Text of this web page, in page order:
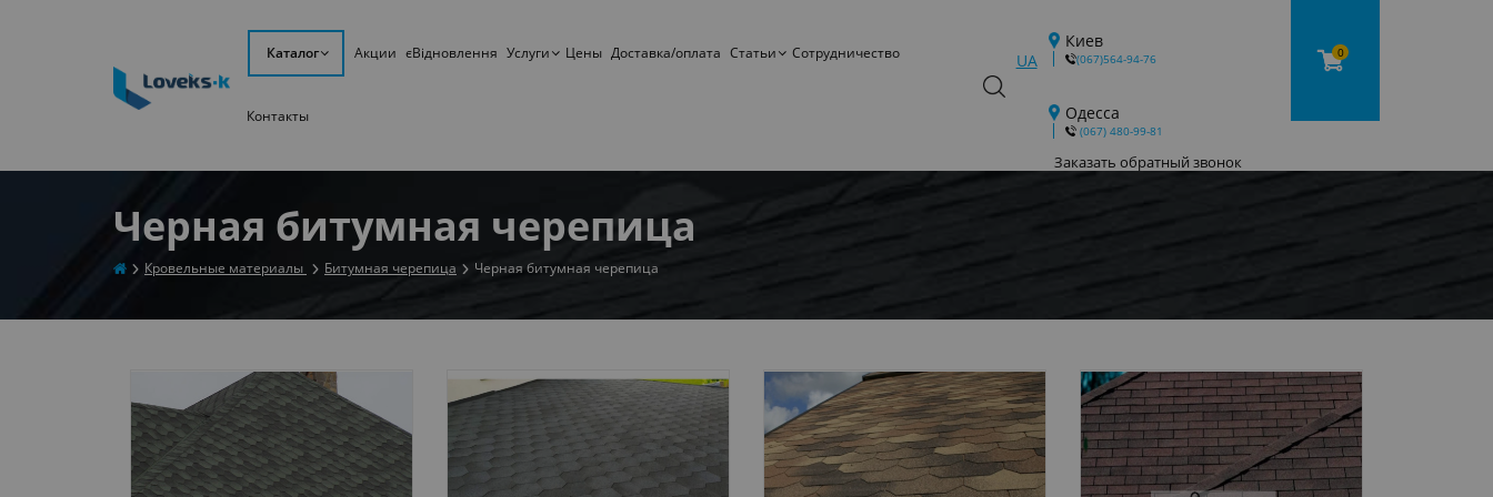
Каталог Акции єВідновлення Услуги Цены Доставка/оплата Статьи Сотрудничество
Контакты
UA
Киев
(067)564-94-76
Одесса
‎ (067) 480-99-81
Заказать обратный звонок
0
Черная битумная черепица
Кровельные материалы Битумная черепица Черная битумная черепица